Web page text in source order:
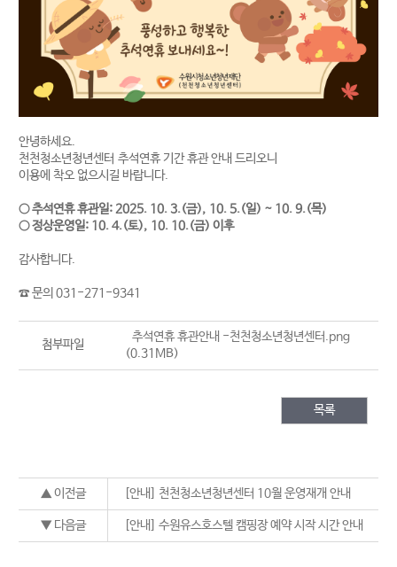
안녕하세요.
천천청소년청년센터 추석연휴 기간 휴관 안내 드리오니
이용에 착오 없으시길 바랍니다.
○ 추석연휴 휴관일: 2025. 10. 3.(금), 10. 5.(일) ~ 10. 9.(목)
○ 정상운영일: 10. 4.(토), 10. 10.(금) 이후
감사합니다.
☎ 문의 031-271-9341
첨부파일
추석연휴 휴관안내 -천천청소년청년센터.png
(0.31MB)
목록
▲ 이전글 [안내] 천천청소년청년센터 10월 운영재개 안내
▼ 다음글 [안내] 수원유스호스텔 캠핑장 예약 시작 시간 안내